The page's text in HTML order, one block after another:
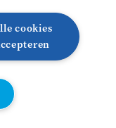
Inschrijven
cookies